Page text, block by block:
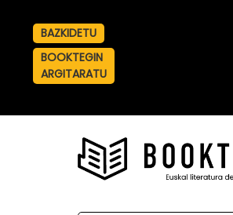
BAZKIDETU
BOOKTEGIN
ARGITARATU